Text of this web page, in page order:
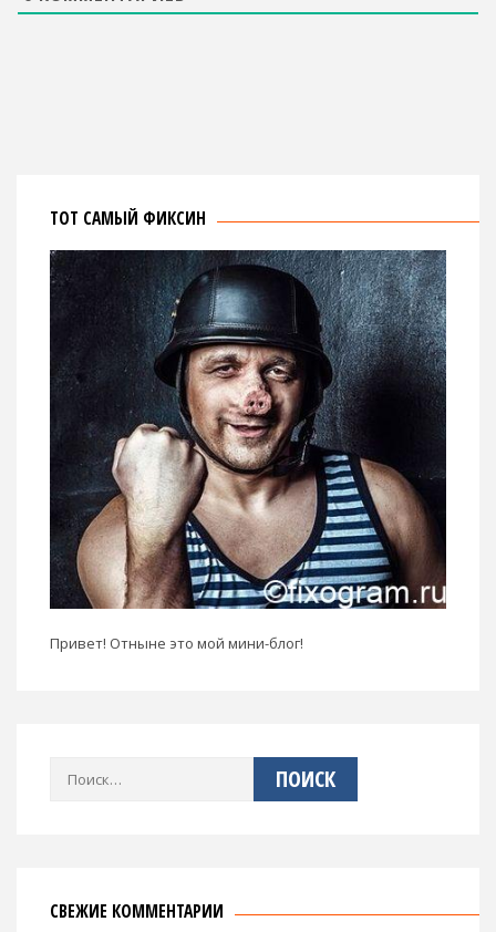
ТОТ САМЫЙ ФИКСИН
Привет! Отныне это мой мини-блог!
Найти:
СВЕЖИЕ КОММЕНТАРИИ